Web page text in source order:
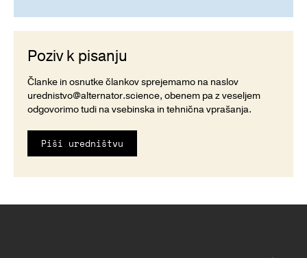
Poziv k pisanju
Članke in osnutke člankov sprejemamo na naslov
urednistvo@alternator.science, obenem pa z veseljem
odgovorimo tudi na vsebinska in tehnična vprašanja.
Piši uredništvu